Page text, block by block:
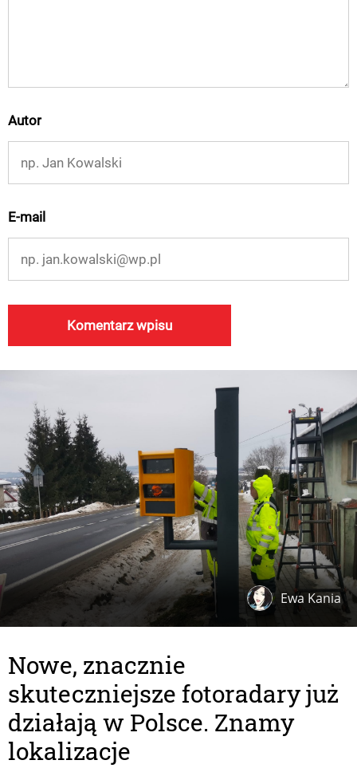
Autor
E-mail
Ewa Kania
Nowe, znacznie
skuteczniejsze fotoradary już
działają w Polsce. Znamy
lokalizacje